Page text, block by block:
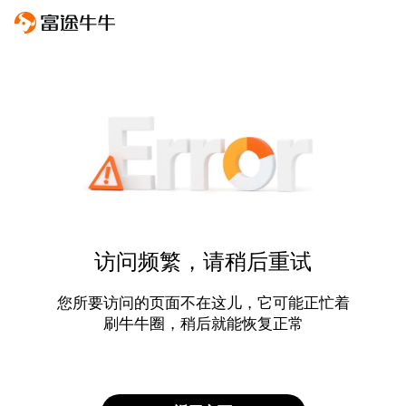
访问频繁，请稍后重试
您所要访问的页面不在这儿，它可能正忙着
刷牛牛圈，稍后就能恢复正常